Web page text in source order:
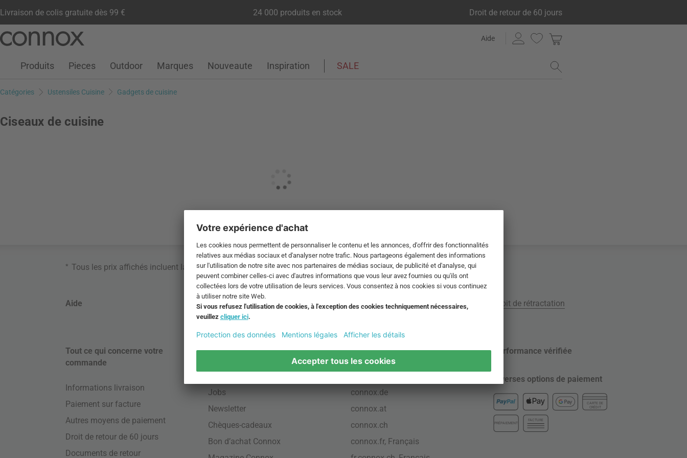
Livraison de colis gratuite dès 99 € 24 000 produits en stock Droit de retour de 60 jours
contenu
Aide
Compte clientListe de souhaits
Warenkorb
Produits Pieces Outdoor Marques Nouveaute Inspiration SALE
Catégories Ustensiles Cuisine Gadgets de cuisine
Ciseaux de cuisine
* Tous les prix affichés incluent la TVA. Ne sont pas compris lesFrais de livraison.
Aide Formulaire de contact CGV,Mentions légales,Protection
Droit de rétractation
Tout ce qui concerne votre
commande
Informations livraison
Paiement sur facture
Autres moyens de paiement
Droit de retour de 60 jours
Documents de retour
À propos
Jobs
Newsletter
Chèques-cadeaux
Bon d’achat Connox
International
connox.de
connox.at
connox.ch
connox.fr, Français
Performance vérifiée
Diverses options de paiement
CARTE DE
CRÉDIT
PRÉPAIEMENT
FACTURE